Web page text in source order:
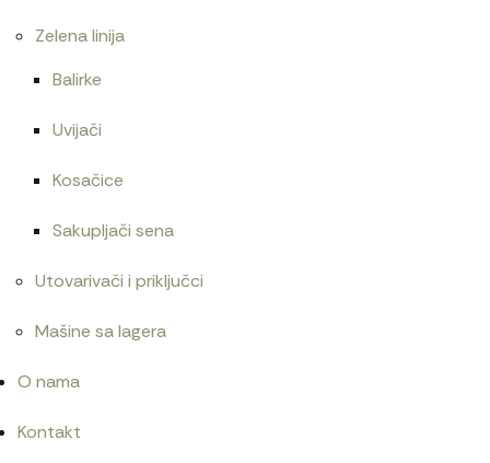
Zelena linija
Balirke
Uvijači
Kosačice
Sakupljači sena
Utovarivači i priključci
Mašine sa lagera
O nama
Kontakt